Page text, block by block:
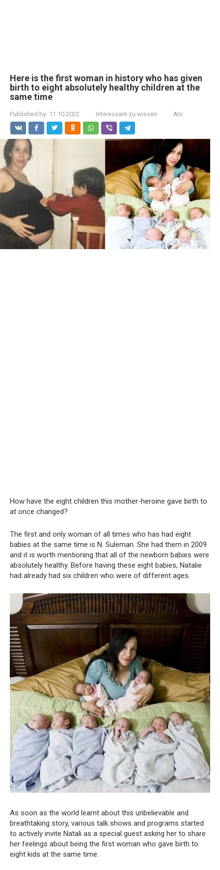
Here is the first woman in history who has given
birth to eight absolutely healthy children at the
same time
Published by: 11.10.2022 Interessant zu wissen Ani
How have the eight children this mother-heroine gave birth to
at once changed?
The first and only woman of all times who has had eight
babies at the same time is N. Suleman. She had them in 2009
and it is worth mentioning that all of the newborn babies were
absolutely healthy. Before having these eight babies, Natalie
had already had six children who were of different ages.
As soon as the world learnt about this unbelievable and
breathtaking story, various talk shows and programs started
to actively invite Natali as a special guest asking her to share
her feelings about being the first woman who gave birth to
eight kids at the same time.